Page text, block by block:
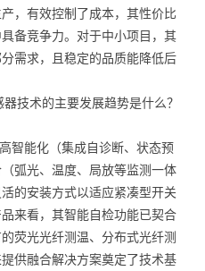
，有效控制了成本，其性价比
备竞争力。对于中小项目，其
需求，且稳定的品质能降低后
技术的主要发展趋势是什么？
智能化（集成自诊断、状态预
弧光、温度、局放等监测一体
的安装方式以适应紧凑型开关
来看，其智能自检功能已契合
荧光光纤测温、分布式光纤测
供融合解决方案奠定了技术基